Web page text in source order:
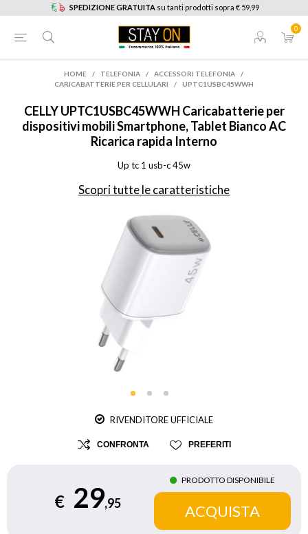
SPEDIZIONE GRATUITA su tanti prodotti sopra € 59,99
0
HOME / TELEFONIA / ACCESSORI TELEFONIA
/
CARICABATTERIE PER CELLULARI
/ UPTC1USBC45WWH
CELLY UPTC1USBC45WWH Caricabatterie per
dispositivi mobili Smartphone, Tablet Bianco AC
Ricarica rapida Interno
Up tc 1 usb-c 45w
Scopri tutte le caratteristiche
RIVENDITORE UFFICIALE
CONFRONTA PREFERITI
€ 29,95
PRODOTTO DISPONIBILE